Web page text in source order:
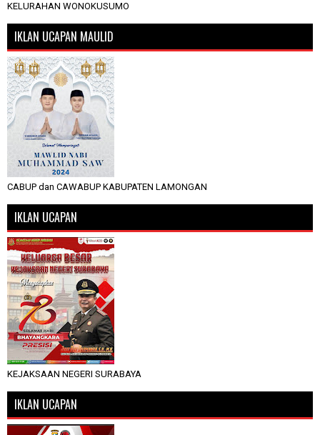
KELURAHAN WONOKUSUMO
IKLAN UCAPAN MAULID
CABUP dan CAWABUP KABUPATEN LAMONGAN
IKLAN UCAPAN
KEJAKSAAN NEGERI SURABAYA
IKLAN UCAPAN